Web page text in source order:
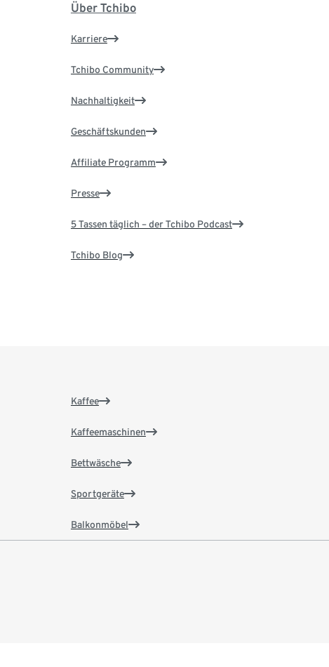
Über Tchibo
Karriere
Tchibo Community
Nachhaltigkeit
Geschäftskunden
Affiliate Programm
Presse
5 Tassen täglich – der Tchibo Podcast
Tchibo Blog
Kaffee
Kaffeemaschinen
Bettwäsche
Sportgeräte
Balkonmöbel